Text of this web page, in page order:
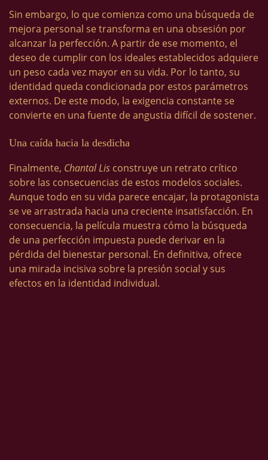
Sin embargo, lo que comienza como una búsqueda de
mejora personal se transforma en una obsesión por
alcanzar la perfección. A partir de ese momento, el
deseo de cumplir con los ideales establecidos adquiere
un peso cada vez mayor en su vida. Por lo tanto, su
identidad queda condicionada por estos parámetros
externos. De este modo, la exigencia constante se
convierte en una fuente de angustia difícil de sostener.
Una caída hacia la desdicha
Finalmente, Chantal Lis construye un retrato crítico
sobre las consecuencias de estos modelos sociales.
Aunque todo en su vida parece encajar, la protagonista
se ve arrastrada hacia una creciente insatisfacción. En
consecuencia, la película muestra cómo la búsqueda
de una perfección impuesta puede derivar en la
pérdida del bienestar personal. En definitiva, ofrece
una mirada incisiva sobre la presión social y sus
efectos en la identidad individual.